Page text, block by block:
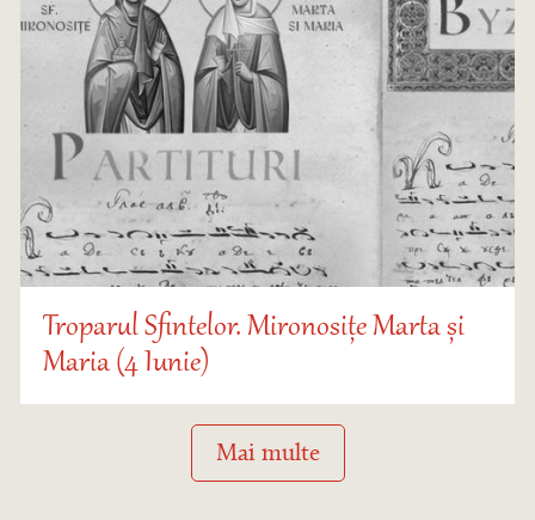
Troparul Sfintelor. Mironosițe Marta și
Maria (4 Iunie)
Mai multe